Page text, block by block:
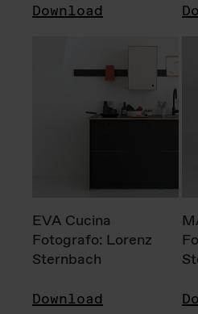
Download
EVA Cucina
Fotografo: Lorenz
Sternbach
Download